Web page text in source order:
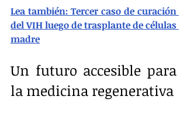
Lea también: Tercer caso de curación
del VIH luego de trasplante de células
madre
Un futuro accesible para
la medicina regenerativa